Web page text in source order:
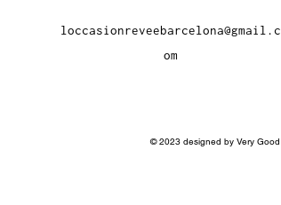
loccasionreveebarcelona@gmail.c
om
© 2023 designed by Very Good